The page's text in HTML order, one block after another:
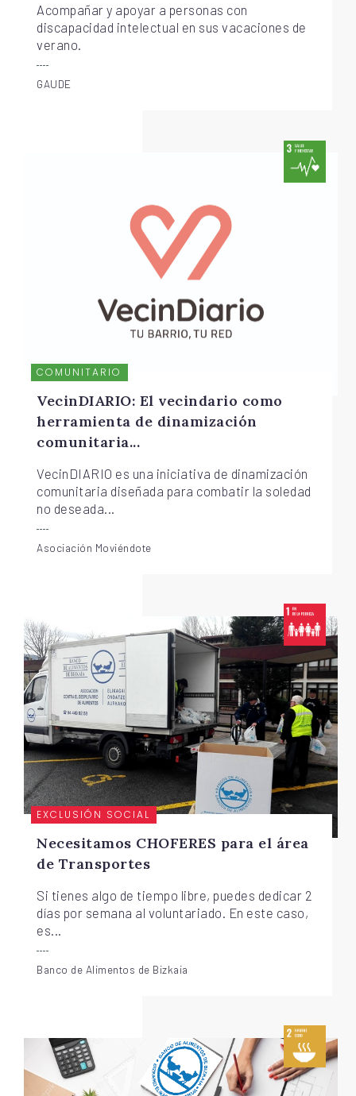
Acompañar y apoyar a personas con
discapacidad intelectual en sus vacaciones de
verano.
GAUDE
COMUNITARIO
VecinDIARIO: El vecindario como
herramienta de dinamización
comunitaria...
VecinDIARIO es una iniciativa de dinamización
comunitaria diseñada para combatir la soledad
no deseada...
Asociación Moviéndote
EXCLUSIÓN SOCIAL
Necesitamos CHOFERES para el área
de Transportes
Si tienes algo de tiempo libre, puedes dedicar 2
días por semana al voluntariado. En este caso,
es...
Banco de Alimentos de Bizkaia